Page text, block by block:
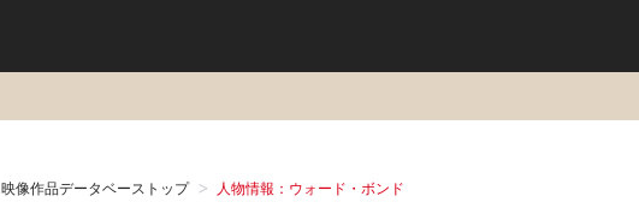
映像作品データベーストップ 人物情報：ウォード・ボンド